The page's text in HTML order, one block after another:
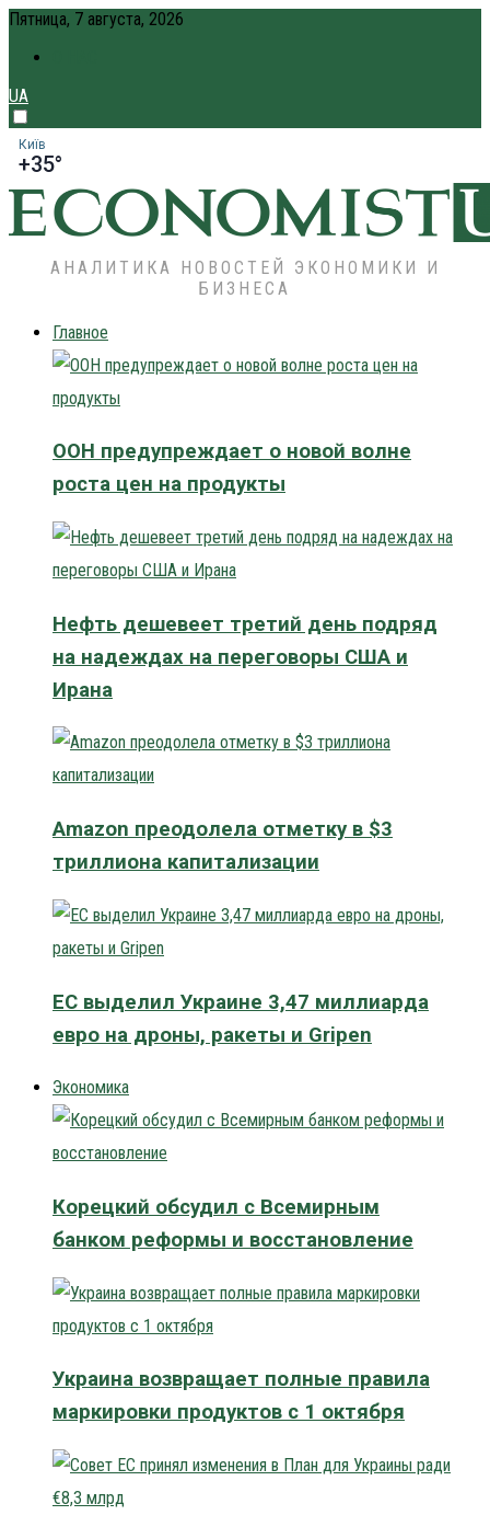
Пятница, 7 августа, 2026
UA
Київ
+35°
АНАЛИТИКА НОВОСТЕЙ ЭКОНОМИКИ И
БИЗНЕСА
Главное
ООН предупреждает о новой волне
роста цен на продукты
Нефть дешевеет третий день подряд
на надеждах на переговоры США и
Ирана
Amazon преодолела отметку в $3
триллиона капитализации
ЕС выделил Украине 3,47 миллиарда
евро на дроны, ракеты и Gripen
Экономика
Корецкий обсудил с Всемирным
банком реформы и восстановление
Украина возвращает полные правила
маркировки продуктов с 1 октября